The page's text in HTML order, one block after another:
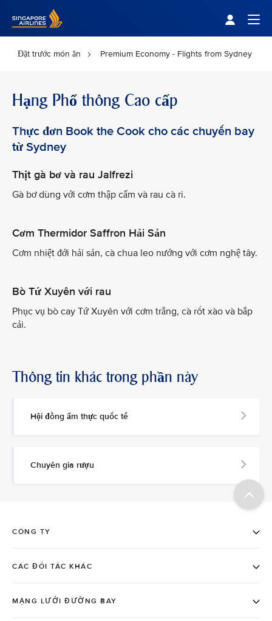
Đặt trước món ăn Premium Economy - Flights from Sydney
Hạng Phổ thông Cao cấp
Thực đơn Book the Cook cho các chuyến bay
từ Sydney
Thịt gà bơ và rau Jalfrezi
Gà bơ dùng với cơm thập cẩm và rau cà ri.
Cơm Thermidor Saffron Hải Sản
Cơm nhiệt đới hải sản, cà chua leo nướng với cơm nghệ tây.
Bò Tứ Xuyên với rau
Phục vụ bò cay Tứ Xuyên với cơm trắng, cà rốt xào và bắp
cải.
Thông tin khác trong phần này
Hội đồng ẩm thực quốc tế
Chuyên gia rượu